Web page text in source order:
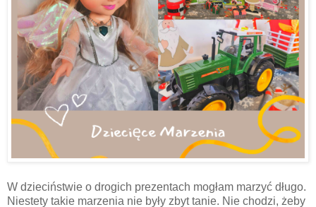
W dzieciństwie o drogich prezentach mogłam marzyć długo.
Niestety takie marzenia nie były zbyt tanie. Nie chodzi, żeby